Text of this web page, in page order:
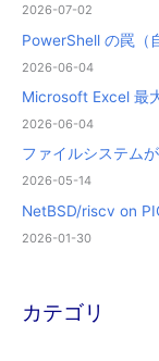
2026-07-02
PowerShell の罠（
2026-06-04
Microsoft Excel 最
2026-06-04
ファイルシステム
2026-05-14
NetBSD/riscv on
2026-01-30
カテゴリ